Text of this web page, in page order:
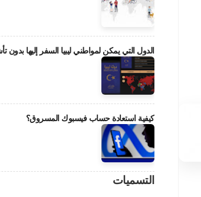
الدول التي يمكن لمواطني ليبيا السفر إليها بدون
كيفية استعادة حساب فيسبوك المسروق؟
التسميات